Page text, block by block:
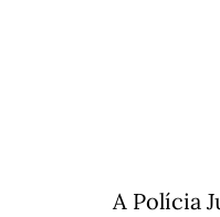
A Polícia